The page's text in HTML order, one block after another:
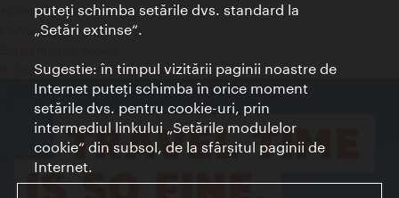
Accesibilitate
Contact presa
© Copyright Wien Tourismus
puteţi schimba setările dvs. standard la
„Setări extinse“.
Sugestie: în timpul vizitării paginii noastre de
Internet puteţi schimba în orice moment
setările dvs. pentru cookie-uri, prin
intermediul linkului „Setările modulelor
cookie“ din subsol, de la sfârşitul paginii de
Internet.